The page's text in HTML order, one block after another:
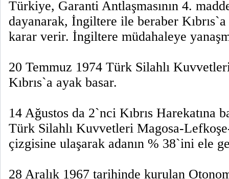
Türkiye, Garanti Antlaşmasının 4.
dayanarak, İngiltere ile beraber
karar verir. İngiltere müdahaleye
20 Temmuz 1974 Türk Silahlı
Kıbrıs`a ayak basar.
14 Ağustos da 2`nci Kıbrıs Harekatına
Türk Silahlı Kuvvetleri Magosa-
çizgisine ulaşarak adanın % 38`ini ele
28 Aralık 1967 tarihinde kurulan